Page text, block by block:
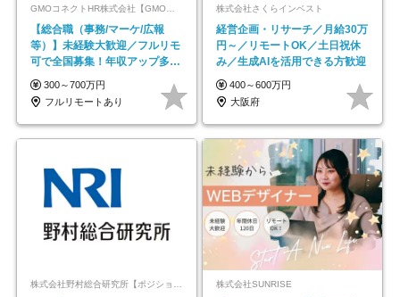
GMOコネクトHR株式会社【GMOインターネットグループ】
【総合職（事務/マーケ/広報
等）】未経験大歓迎／フルリモ
可で全国募集！年収アップ多数
★年休最大130日★
300～700万円
フルリモートあり
株式会社さくらインベスト
経営企画・リサーチ／月給30万
円～／リモートOK／土日祝休
み／生成AIを活用できる方歓迎
400～600万円
大阪府
株式会社SUNRISE